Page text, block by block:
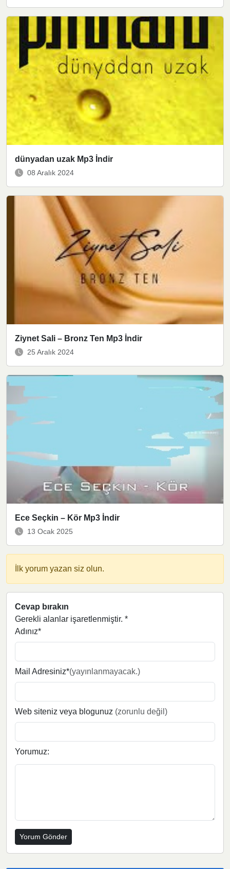
dünyadan uzak Mp3 İndir
08 Aralık 2024
Ziynet Sali – Bronz Ten Mp3 İndir
25 Aralık 2024
Ece Seçkin – Kör Mp3 İndir
13 Ocak 2025
İlk yorum yazan siz olun.
Cevap bırakın
Gerekli alanlar işaretlenmiştir. *
Adınız*
Mail Adresiniz*(yayınlanmayacak.)
Web siteniz veya blogunuz (zorunlu değil)
Yorumuz: